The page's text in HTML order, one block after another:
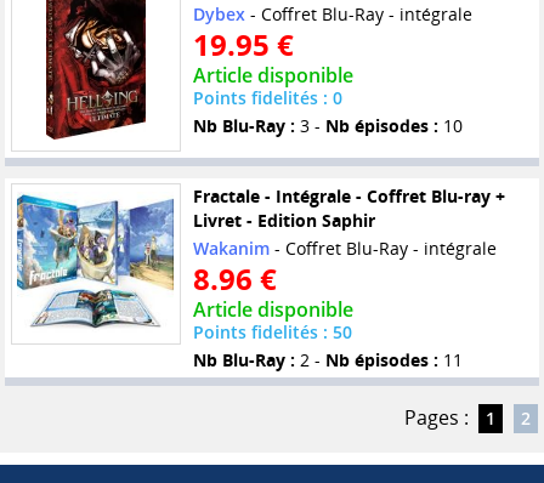
Dybex- Coffret Blu-Ray - intégrale
19.95 €
Article disponible
Points fidelités : 0
Nb Blu-Ray : 3 - Nb épisodes : 10
Fractale - Intégrale - Coffret Blu-ray +
Livret - Edition Saphir
Wakanim- Coffret Blu-Ray - intégrale
8.96 €
Article disponible
Points fidelités : 50
Nb Blu-Ray : 2 - Nb épisodes : 11
Pages : 1 2